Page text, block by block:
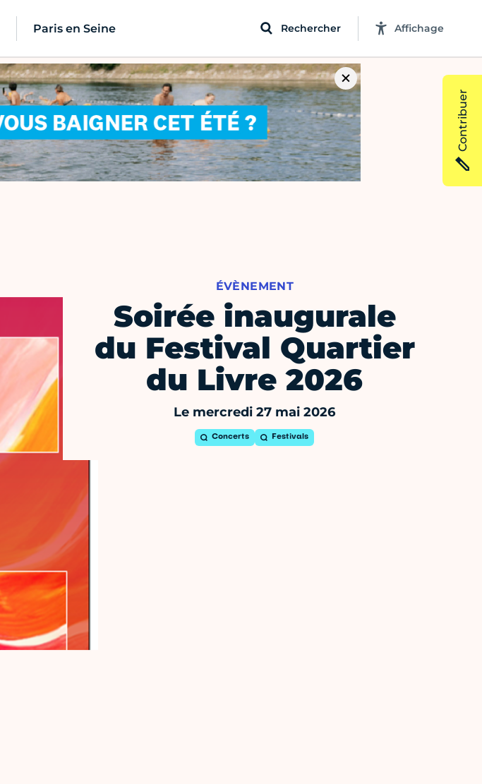
Paris en Seine Rechercher Affichage
ÉVÈNEMENT
Soirée inaugurale
du Festival Quartier
du Livre 2026
Le mercredi 27 mai 2026
Concerts Festivals
Contribuer